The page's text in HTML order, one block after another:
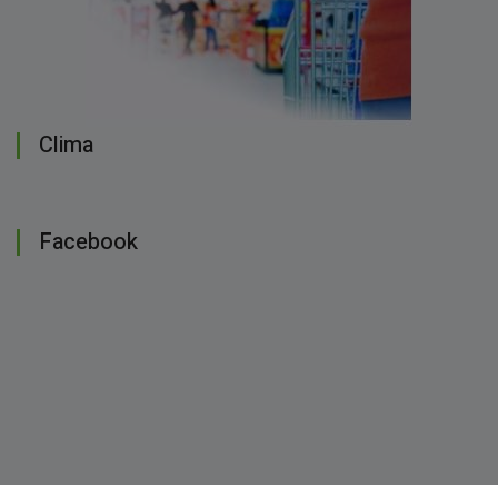
Clima
Facebook